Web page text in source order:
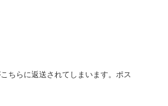
ちらに返送されてしまいます。ポス